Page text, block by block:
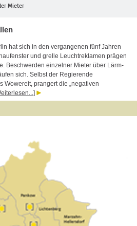
Mieter
hat sich in den vergangenen fünf Jahren
und grelle Leuchtreklamen prägen
Beschwerden einzelner Mieter über Lärm-
sich. Selbst der Regierende
Wowereit, prangert die „negativen